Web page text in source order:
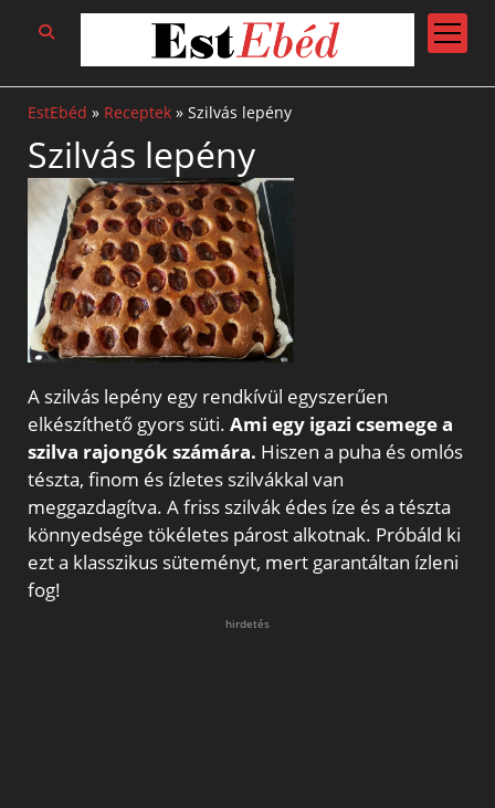
open
menu
EstEbéd » Receptek» Szilvás lepény
Szilvás lepény
A szilvás lepény egy rendkívül egyszerűen
elkészíthető gyors süti. Ami egy igazi csemege a
szilva rajongók számára. Hiszen a puha és omlós
tészta, finom és ízletes szilvákkal van
meggazdagítva. A friss szilvák édes íze és a tészta
könnyedsége tökéletes párost alkotnak. Próbáld ki
ezt a klasszikus süteményt, mert garantáltan ízleni
fog!
hirdetés